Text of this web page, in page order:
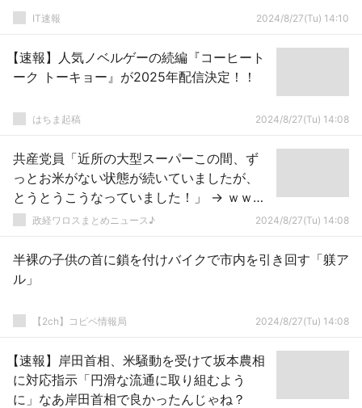
IT速報 2024/8/27(Tu) 14:10
【速報】人気ノベルゲーの続編『コーヒート
ーク トーキョー』が2025年配信決定！！
はちま起稿 2024/8/27(Tu) 14:08
共産党員「近所の大型スーパーこの間、ず
っとお米がない状態が続いていましたが、
とうとうこうなっていました！」 → ｗｗｗ
ｗｗｗｗｗｗｗｗｗｗｗｗｗｗｗｗｗｗ
政経ワロスまとめニュース♪ 2024/8/27(Tu) 14:08
半裸の子供の首に鎖を付けバイクで市内を引き回す「躾ア
ル」
【2ch】コピペ情報局 2024/8/27(Tu) 14:08
【速報】岸田首相、米騒動を受けて坂本農相
に対応指示「円滑な流通に取り組むよう
に」なあ岸田首相で良かったんじゃね？